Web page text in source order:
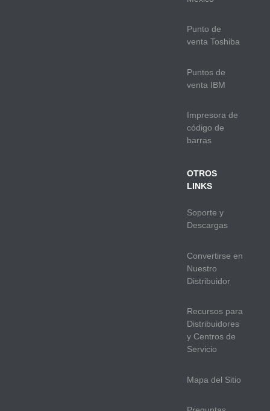
Punto de
venta Toshiba
Puntos de
venta IBM
Impresora de
código de
barras
OTROS
LINKS
Soporte y
Descargas
Convertirse en
Nuestro
Distribuidor
Recursos para
Distribuidores
y Centros de
Servicio
Mapa del Sitio